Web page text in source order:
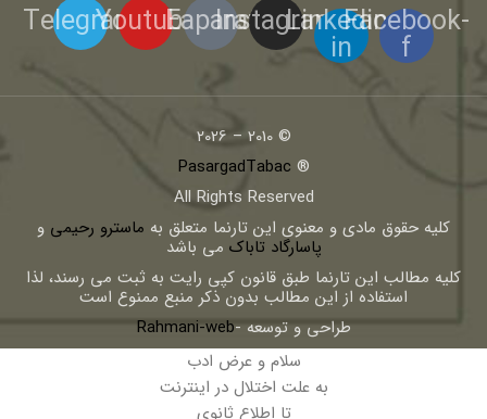
Facebook-
f
Linkedin-
in
Instagram
Eaparat
Youtube
Telegram
© 2010 – 2026
®
PasargadTabac
All Rights Reserved
كليه حقوق مادی و معنوی اين تارنما متعلق به ماسترو رحیمی و
پاسارگاد تاباک می باشد
کلیه مطالب این تارنما طبق قانون کپی رایت به ثبت می رسند، لذا
استفاده از این مطالب بدون ذکر منبع ممنوع است
طراحی و توسعه -Rahmani-web
سلام و عرض ادب
به علت اختلال در اینترنت